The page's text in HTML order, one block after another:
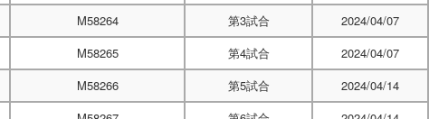
M58264 第3試合 2024/04/07
M58265 第4試合 2024/04/07
M58266 第5試合 2024/04/14